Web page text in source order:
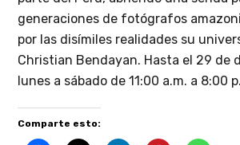
generaciones de fotógrafos
por las disímiles realidades su
Christian Bendayan. Hasta el 29 de
lunes a sábado de 11:00 a.m. a 8:00
Comparte esto: